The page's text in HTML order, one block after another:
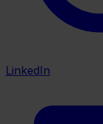
LinkedIn